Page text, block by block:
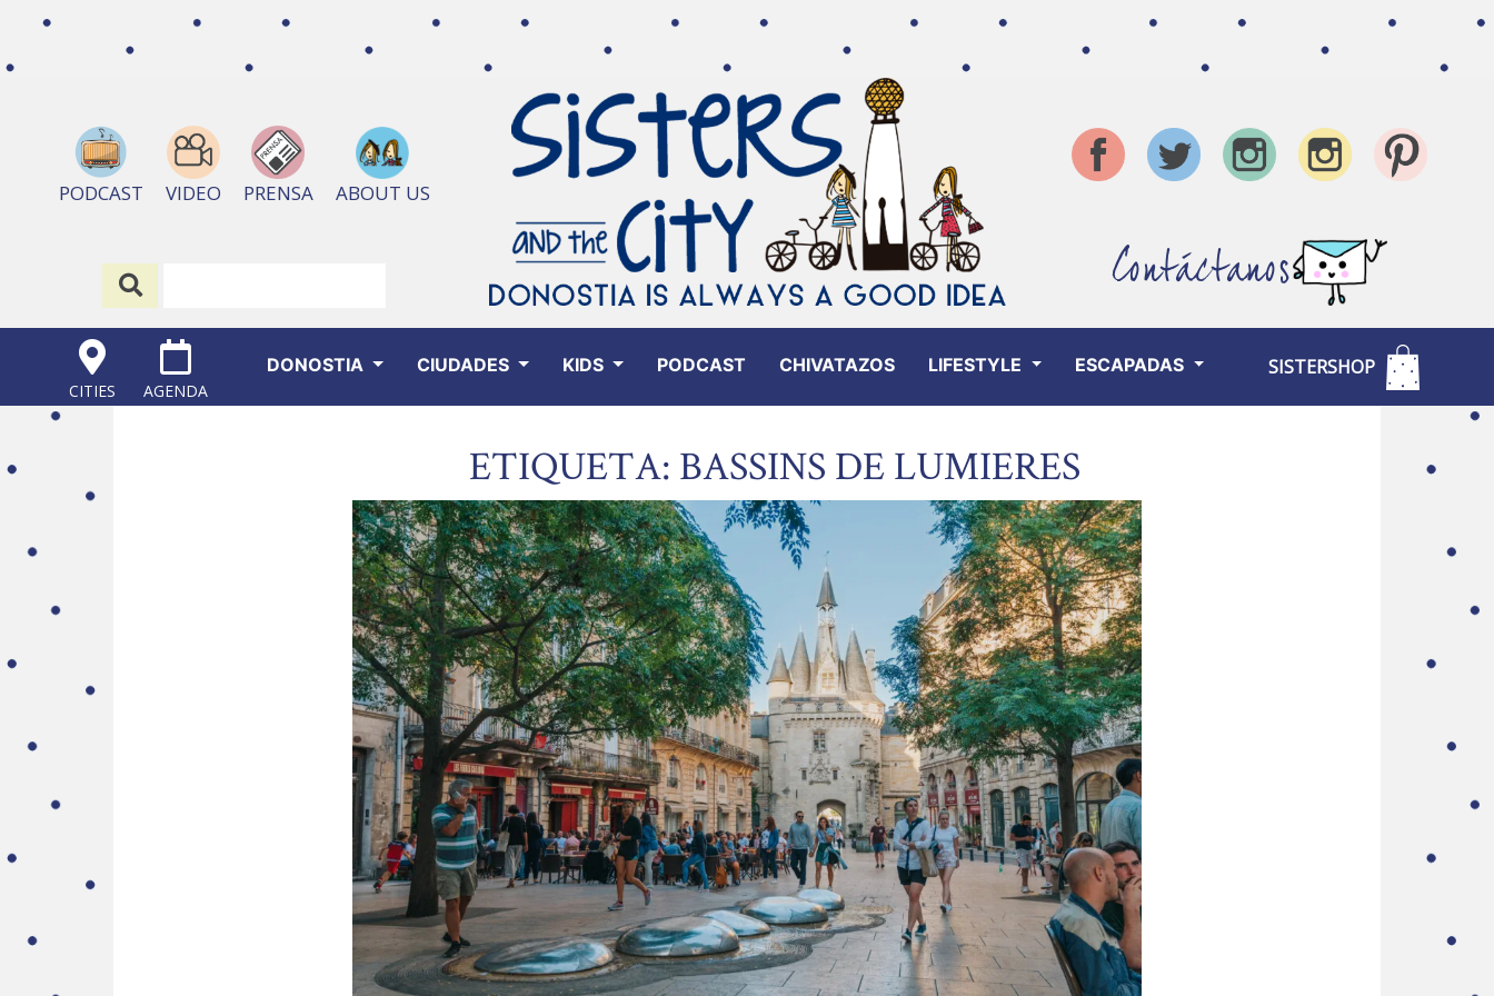
PODCAST VIDEO PRENSA ABOUT US
Contáctanos
CITIES AGENDA
DONOSTIA CIUDADES KIDS PODCAST CHIVATAZOS LIFESTYLE ESCAPADAS SISTERSHOP
ETIQUETA: BASSINS DE LUMIERES